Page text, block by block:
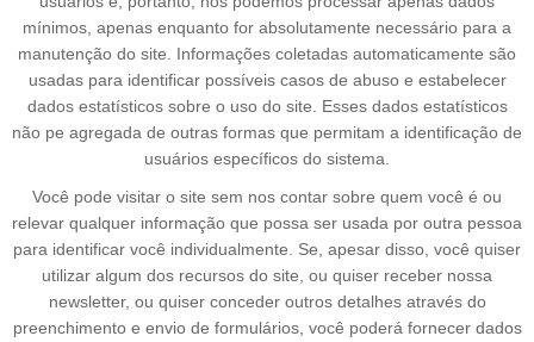
mínimos, apenas enquanto for absolutamente necessário para a
manutenção do site. Informações coletadas automaticamente são
usadas para identificar possíveis casos de abuso e estabelecer
dados estatísticos sobre o uso do site. Esses dados estatísticos
não pe agregada de outras formas que permitam a identificação de
usuários específicos do sistema.
Você pode visitar o site sem nos contar sobre quem você é ou
relevar qualquer informação que possa ser usada por outra pessoa
para identificar você individualmente. Se, apesar disso, você quiser
utilizar algum dos recursos do site, ou quiser receber nossa
newsletter, ou quiser conceder outros detalhes através do
preenchimento e envio de formulários, você poderá fornecer dados